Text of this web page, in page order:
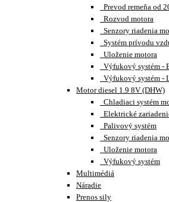
Prevod remeňa od
Rozvod motora
Senzory riadenia
Systém prívodu
Uloženie motora
Výfukový systém -
Výfukový systém -
Motor diesel 1.9 8V (DHW)
Chladiaci systém
Elektrické
Palivový systém
Senzory riadenia
Uloženie motora
Výfukový systém
Multimédiá
Náradie
Prenos sily